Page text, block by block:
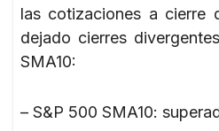
las cotizaciones a cierre
dejado cierres
SMA10:
– S&P 500 SMA10: